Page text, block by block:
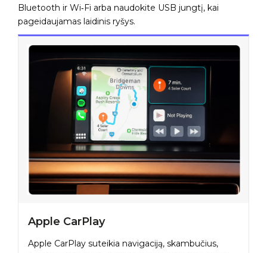
Bluetooth ir Wi‑Fi arba naudokite USB jungtį, kai
pageidaujamas laidinis ryšys.
Apple CarPlay
Apple CarPlay suteikia navigaciją, skambučius,